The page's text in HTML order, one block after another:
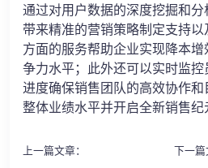
通过对用户数据的深度挖掘和
带来精准的营销策略制定支持
方面的服务帮助企业实现降本
争力水平；此外还可以实时监
进度确保销售团队的高效协作
整体业绩水平并开启全新销售纪
上一篇文章：
下一篇